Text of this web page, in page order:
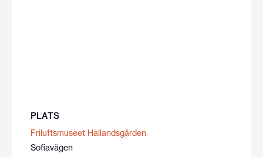
PLATS
Friluftsmuseet Hallandsgården
Sofiavägen